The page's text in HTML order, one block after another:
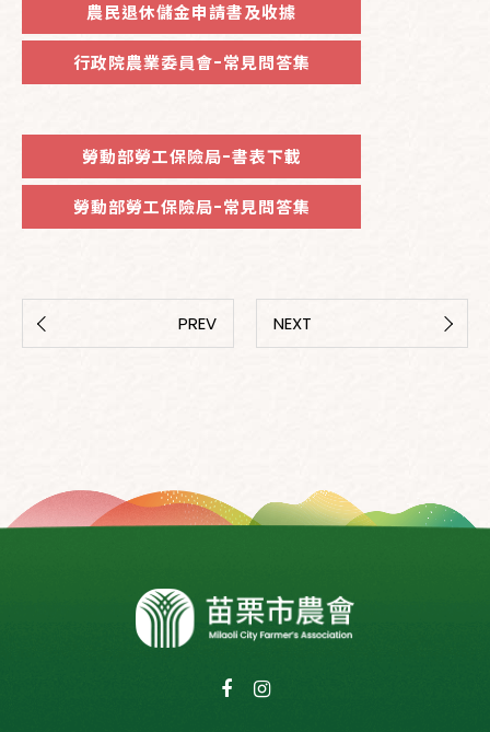
農民退休儲金申請書及收據
行政院農業委員會-常見問答集
勞動部勞工保險局-書表下載
勞動部勞工保險局-常見問答集
PREV NEXT